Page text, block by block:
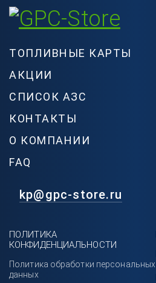
ТОПЛИВНЫЕ КАРТЫ
АКЦИИ
СПИСОК АЗС
КОНТАКТЫ
О КОМПАНИИ
FAQ
kp@gpc-store.ru
ПОЛИТИКА
КОНФИДЕНЦИАЛЬНОСТИ
Политика обработки персональных
данных